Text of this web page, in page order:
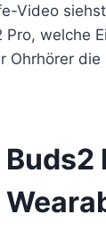
Video
Pro, welche
Ohrhörer die